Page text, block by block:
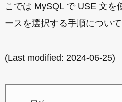
こでは MySQL で USE 文を
ースを選択する手順について
(Last modified: 2024-06-25)